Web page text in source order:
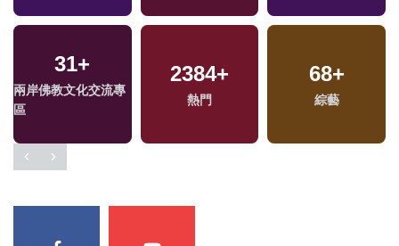
31+
兩岸佛教文化交流專
區
2384+
熱門
68+
綜藝
120+
評論
9+
2023金鐘獎
476+
兩岸